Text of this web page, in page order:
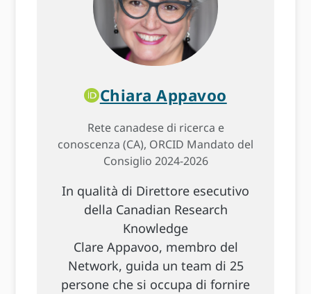
Chiara Appavoo
Rete canadese di ricerca e
conoscenza (CA), ORCID Mandato del
Consiglio 2024-2026
In qualità di Direttore esecutivo
della Canadian Research
Knowledge
Clare Appavoo, membro del
Network, guida un team di 25
persone che si occupa di fornire